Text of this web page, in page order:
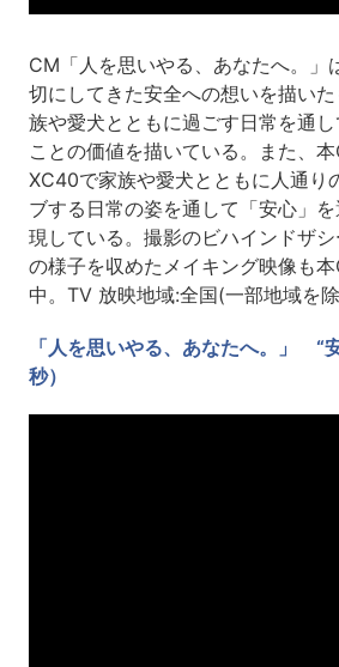
CM「人を思いやる、あなたへ。」
切にしてきた安全への想いを描い
族や愛犬とともに過ごす日常を通
ことの価値を描いている。また、
XC40で家族や愛犬とともに人通り
ブする日常の姿を通して「安心」
現している。撮影のビハインドザ
の様子を収めたメイキング映像も
中。TV 放映地域:全国(一部地域を除
「人を思いやる、あなたへ。」 “
秒）